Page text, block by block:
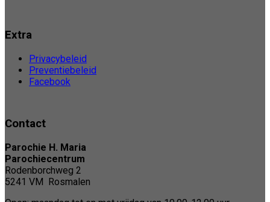
Extra
Privacybeleid
Preventiebeleid
Facebook
Contact
Parochie H. Maria
Parochiecentrum
Rodenborchweg 2
5241 VM Rosmalen